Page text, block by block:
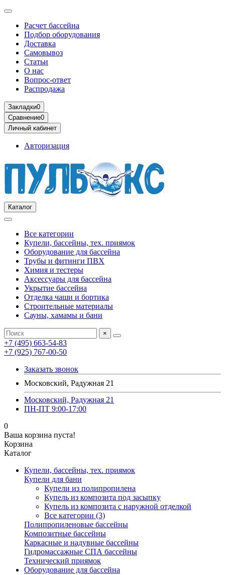
Расчет бассейна
Подбор оборудования
Доставка
Самовывоз
Статьи
О нас
Вопрос-ответ
Распродажа
Закладки0
Сравнение0
Личный кабинет
Авторизация
Каталог
Все категории
Купели, бассейны, тех. приямок
Оборудование для бассейна
Трубы и фитинги ПВХ
Химия и тестеры
Аксессуары для бассейна
Укрытие бассейна
Отделка чаши и бортика
Строительные материалы
Сауны, хамамы и бани
×
+7 (495) 663-54-83
+7 (925) 767-00-50
Заказать звонок
Московский, Радужная 21
Московский, Радужная 21
ПН-ПТ 9:00-17:00
0
Ваша корзина пуста!
Корзина
Каталог
Купели, бассейны, тех. приямок
Купели для бани
Купели из полипропилена
Купель из композита под засыпку
Купель из композита с наружной отделкой
Все категории (3)
Полипропиленовые бассейны
Композитные бассейны
Каркасные и надувные бассейны
Гидромассажные СПА бассейны
Технический приямок
Оборудование для бассейна